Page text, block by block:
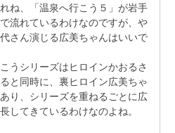
ね、「温泉へ行こう５」が岩手
流れているわけなのですが、や
さん演じる広美ちゃんはいいで
うシリーズはヒロインかおるさ
と同時に、裏ヒロイン広美ちゃ
り、シリーズを重ねるごとに広
してきているわけなのよね。